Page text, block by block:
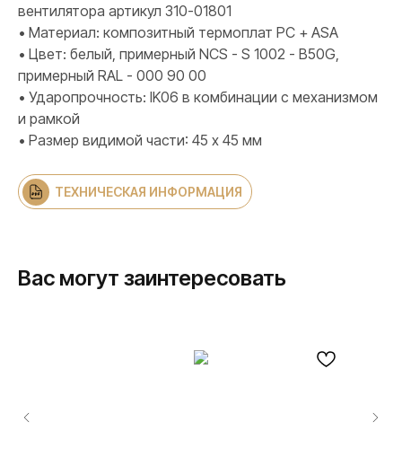
вентилятора артикул 310-01801
• Материал: композитный термоплат PC + ASA
• Цвет: белый, примерный NCS - S 1002 - B50G,
примерный RAL - 000 90 00
• Ударопрочность: IK06 в комбинации с механизмом
и рамкой
• Размер видимой части: 45 х 45 мм
ТЕХНИЧЕСКАЯ ИНФОРМАЦИЯ
Вас могут заинтересовать
Розетки и выключатели